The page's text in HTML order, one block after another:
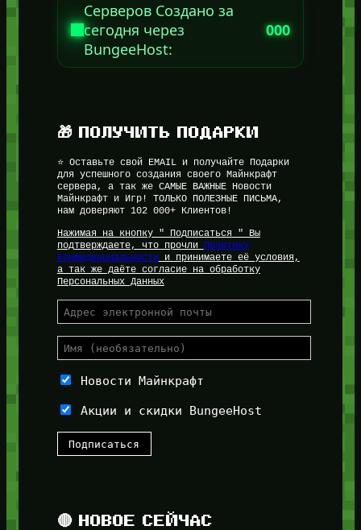
Серверов Создано за
сегодня через
BungeeHost:
000
🎁 ПОЛУЧИТЬ ПОДАРКИ
⭐ Оставьте свой EMAIL и получайте Подарки
для успешного создания своего Майнкрафт
сервера, а так же САМЫЕ ВАЖНЫЕ Новости
Майнкрафт и Игр! ТОЛЬКО ПОЛЕЗНЫЕ ПИСЬМА,
нам доверяют 102 000+ Клиентов!
Нажимая на кнопку " Подписаться " Вы
подтверждаете, что прочли
Политику
Конфиденциальностии принимаете её условия,
а так же даёте согласие на обработку
Персональных Данных
Новости Майнкрафт
Акции и скидки BungeeHost
🔴 НОВОЕ СЕЙЧАС